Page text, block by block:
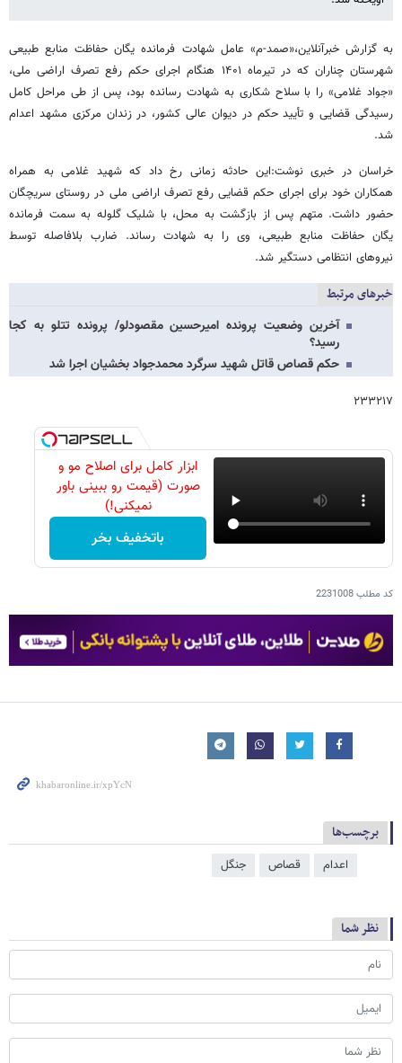
به گزارش خبرآنلاین،«صمد-م» عامل شهادت فرمانده یگان حفاظت منابع طبیعی
شهرستان چناران که در تیرماه ۱۴۰۱ هنگام اجرای حکم رفع تصرف اراضی ملی،
«جواد غلامی» را با سلاح شکاری به شهادت رسانده بود، پس از طی مراحل کامل
رسیدگی قضایی و تأیید حکم در دیوان عالی کشور، در زندان مرکزی مشهد اعدام
شد.
خراسان در خبری نوشت:این حادثه زمانی رخ داد که شهید غلامی به همراه
همکاران خود برای اجرای حکم قضایی رفع تصرف اراضی ملی در روستای سریچگان
حضور داشت. متهم پس از بازگشت به محل، با شلیک گلوله به سمت فرمانده
یگان حفاظت منابع طبیعی، وی را به شهادت رساند. ضارب بلافاصله توسط
نیروهای انتظامی دستگیر شد.
خبرهای مرتبط
آخرین وضعیت پرونده امیرحسین مقصودلو/ پرونده تتلو به کجا
رسید؟
حکم قصاص قاتل شهید سرگرد محمدجواد بخشیان اجرا شد
۲۳۳۲۱۷
ابزار کامل برای اصلاح مو و
صورت (قیمت رو ببینی باور
نمیکنی!)
باتخفیف بخر
کد مطلب2231008
برچسب‌ها
اعدام قصاص جنگل
نظر شما